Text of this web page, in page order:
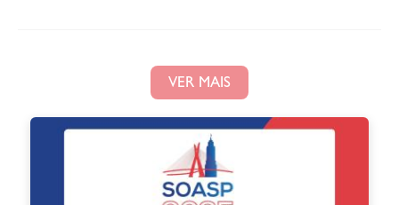
VER MAIS